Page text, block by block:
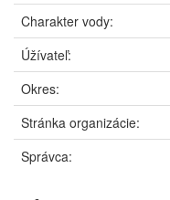
Charakter vody:
Úžívateľ:
Okres:
Stránka organizácie:
Správca: